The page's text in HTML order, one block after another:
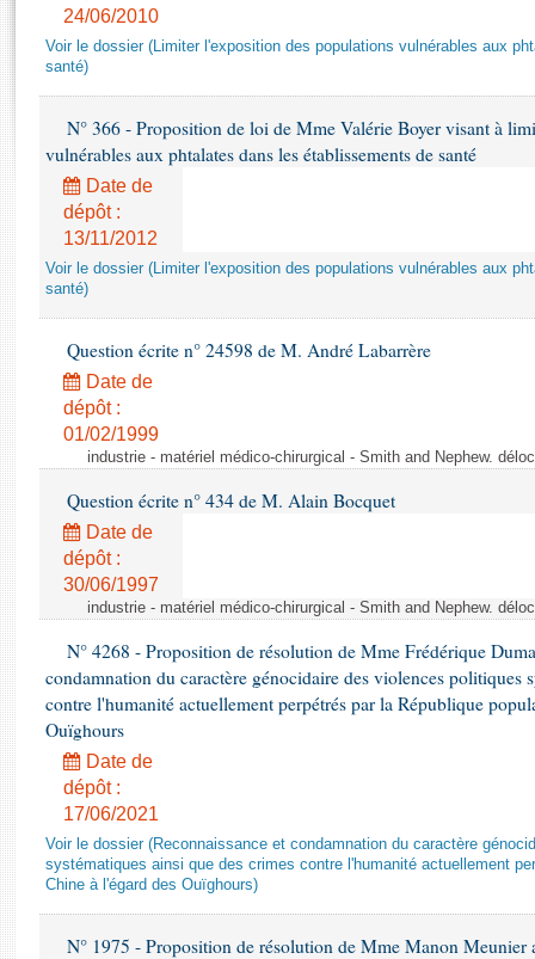
Rapports d'information
Rapports d'enquête
Rapports législatifs
Rapports sur l'application des lois
Baromètre de l’application des lois
Budget et sécurité sociale
Comptes rendus des débats
Anciennes législatures
Liens vers les sites publics
24/06/2010
Voir le dossier (Limiter l'exposition des populations vulnérables aux
santé)
N° 366 - Proposition de loi de Mme Valérie Boyer visant à
vulnérables aux phtalates dans les établissements de santé
Date de
dépôt :
13/11/2012
Voir le dossier (Limiter l'exposition des populations vulnérables aux
santé)
Question écrite n° 24598 de M. André Labarrère
Date de
dépôt :
01/02/1999
industrie - matériel médico-chirurgical - Smith and Nephew.
Question écrite n° 434 de M. Alain Bocquet
Date de
dépôt :
30/06/1997
industrie - matériel médico-chirurgical - Smith and Nephew.
N° 4268 - Proposition de résolution de Mme Frédérique
condamnation du caractère génocidaire des violences politiques
contre l'humanité actuellement perpétrés par la République
Ouïghours
Date de
dépôt :
17/06/2021
Voir le dossier (Reconnaissance et condamnation du caractère
systématiques ainsi que des crimes contre l'humanité actuellement
Chine à l'égard des Ouïghours)
N° 1975 - Proposition de résolution de Mme Manon Meunier